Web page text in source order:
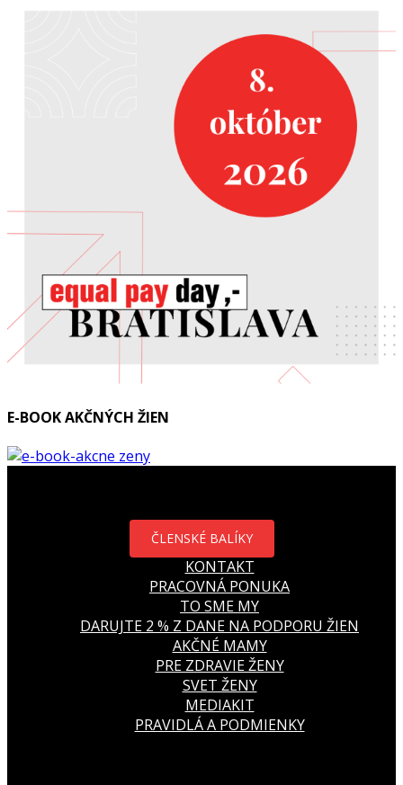
E-BOOK AKČNÝCH ŽIEN
ČLENSKÉ BALÍKY
KONTAKT
PRACOVNÁ PONUKA
TO SME MY
DARUJTE 2 % Z DANE NA PODPORU ŽIEN
AKČNÉ MAMY
PRE ZDRAVIE ŽENY
SVET ŽENY
MEDIAKIT
PRAVIDLÁ A PODMIENKY